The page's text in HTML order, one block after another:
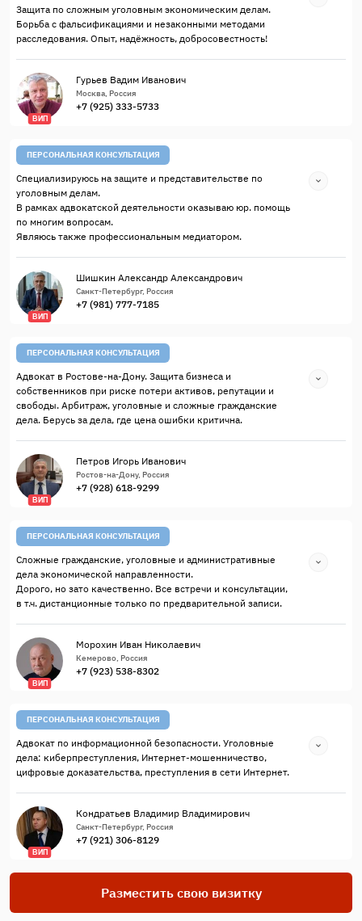
Защита по сложным уголовным экономическим делам.
Борьба с фальсификациями и незаконными методами
расследования. Опыт, надёжность, добросовестность!
ВИП
Гурьев Вадим Иванович
Москва, Россия
+7 (925) 333-5733
ПЕРСОНАЛЬНАЯ КОНСУЛЬТАЦИЯ
Специализируюсь на защите и представительстве по
уголовным делам.
В рамках адвокатской деятельности оказываю юр. помощь
по многим вопросам.
Являюсь также профессиональным медиатором.
ВИП
Шишкин Александр Александрович
Санкт-Петербург, Россия
+7 (981) 777-7185
ПЕРСОНАЛЬНАЯ КОНСУЛЬТАЦИЯ
Адвокат в Ростове-на-Дону. Защита бизнеса и
собственников при риске потери активов, репутации и
свободы. Арбитраж, уголовные и сложные гражданские
дела. Берусь за дела, где цена ошибки критична.
ВИП
Петров Игорь Иванович
Ростов-на-Дону, Россия
+7 (928) 618-9299
ПЕРСОНАЛЬНАЯ КОНСУЛЬТАЦИЯ
Сложные гражданские, уголовные и административные
дела экономической направленности.
Дорого, но зато качественно. Все встречи и консультации,
в т.ч. дистанционные только по предварительной записи.
ВИП
Морохин Иван Николаевич
Кемерово, Россия
+7 (923) 538-8302
ПЕРСОНАЛЬНАЯ КОНСУЛЬТАЦИЯ
Адвокат по информационной безопасности. Уголовные
дела: киберпреступления, Интернет-мошенничество,
цифровые доказательства, преступления в сети Интернет.
ВИП
Кондратьев Владимир Владимирович
Санкт-Петербург, Россия
+7 (921) 306-8129
Разместить свою визитку